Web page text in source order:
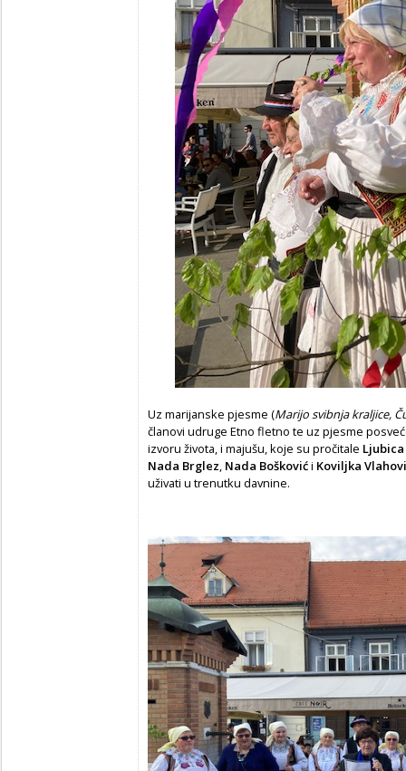
Uz marijanske pjesme (Marijo svibnja kraljice,
članovi udruge Etno fletno te uz pjesme
izvoru života, i majušu, koje su pročitale Ljubica
Nada Brglez Nada Boškovići Koviljka
uživati u trenutku davnine.